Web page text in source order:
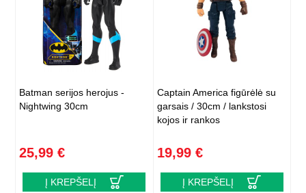
Batman serijos herojus -
Nightwing 30cm
25,99 €
Į KREPŠELĮ
Captain America figūrėlė su
garsais / 30cm / lankstosi
kojos ir rankos
19,99 €
Į KREPŠELĮ